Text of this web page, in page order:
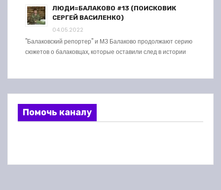
ЛЮДИ=БАЛАКОВО #13 (ПОИСКОВИК
СЕРГЕЙ ВАСИЛЕНКО)
04.05.2022
"Балаковский репортер" и МЗ Балаково продолжают серию
сюжетов о балаковцах, которые оставили след в истории
Помочь каналу